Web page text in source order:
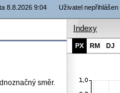
Uživatel nepřihlášen
8.8.2026 9:04
směr.
Indexy
PX RM DJ